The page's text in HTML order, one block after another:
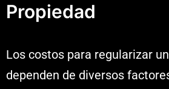
Propiedad
Los costos para regularizar
dependen de diversos